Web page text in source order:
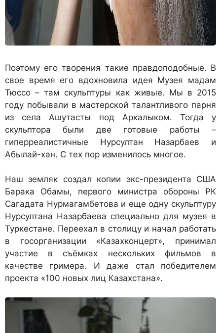
По­этому его творения такие правдоподобные. В
свое время его вдохновила идея Музея мадам
Тюссо – там скульптуры как живые. Мы в 2015
году побывали в мастерской талант­ливого парня
из села Ашутасты под Аркалыком. Тогда у
скульптора были две готовые работы –
гиперреалистичные Нурсултан Назарбаев и
Абылай-хан. С тех пор изменилось многое.
Наш земляк создал копии экс-президента США
Барака Обамы, первого министра обороны РК
Сагадата Нурмагамбетова и еще одну скульптуру
Нурсултана Назарбаева специально для музея в
Туркестане. Переехал в столицу и начал работать
в госорганизации «Казахконцерт», принимал
участие в съёмках нескольких фильмов в
качестве гримера. И даже стал победителем
проекта «100 новых лиц Казахстана».